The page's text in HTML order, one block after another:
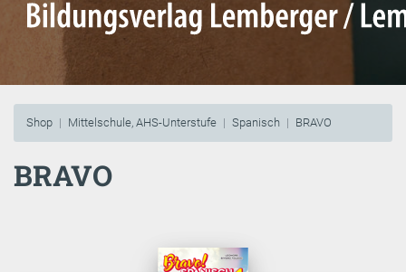
Shop Mittelschule, AHS-Unterstufe Spanisch BRAVO
BRAVO